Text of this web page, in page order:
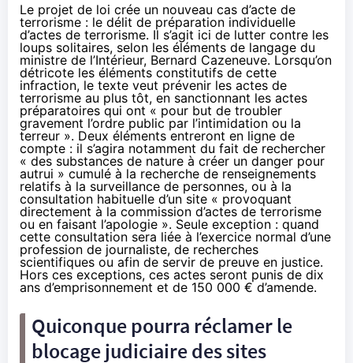
Le projet de loi crée un nouveau cas d’acte de
terrorisme : le délit de préparation individuelle
d’actes de terrorisme. Il s’agit ici de lutter contre les
loups solitaires, selon les éléments de langage du
ministre de l’Intérieur, Bernard Cazeneuve. Lorsqu’on
détricote les éléments constitutifs de cette
infraction, le texte veut prévenir les actes de
terrorisme au plus tôt, en sanctionnant les actes
préparatoires qui ont « pour but de troubler
gravement l’ordre public par l’intimidation ou la
terreur ». Deux éléments entreront en ligne de
compte : il s’agira notamment du fait de rechercher
« des substances de nature à créer un danger pour
autrui » cumulé à la recherche de renseignements
relatifs à la surveillance de personnes, ou à la
consultation habituelle d’un site « provoquant
directement à la commission d’actes de terrorisme
ou en faisant l’apologie ». Seule exception : quand
cette consultation sera liée à l’exercice normal d’une
profession de journaliste, de recherches
scientifiques ou afin de servir de preuve en justice.
Hors ces exceptions, ces actes seront punis de dix
ans d’emprisonnement et de 150 000 € d’amende.
Quiconque pourra réclamer le
blocage judiciaire des sites